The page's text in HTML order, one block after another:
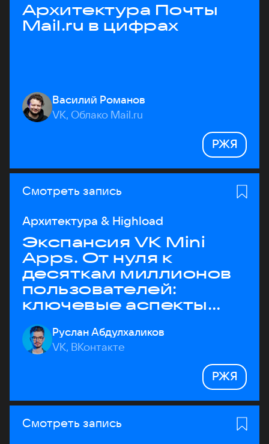
Архитектура Почты
Mail.ru в цифрах
Василий Романов
VK, Облако Mail.ru
РЖЯ
Смотреть запись
Архитектура & Highload
Экспансия VK Mini
Apps. От нуля к
десяткам миллионов
пользователей:
ключевые аспекты
архитектуры
Руслан Абдулхаликов
VK, ВКонтакте
РЖЯ
Смотреть запись